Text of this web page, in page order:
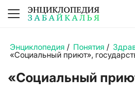
Энциклопедия / Понятия /
«Социальный приют»,
«Социальный